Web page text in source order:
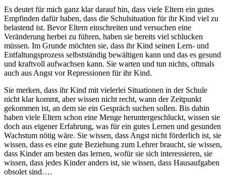
Es deutet für mich ganz klar darauf hin, dass viele Eltern ein gutes
Empfinden dafür haben, dass die Schulsituation für ihr Kind viel zu
belastend ist. Bevor Eltern einschreiten und versuchen eine
Veränderung herbei zu führen, haben sie bereits viel schlucken
müssen. Im Grunde möchten sie, dass ihr Kind seinen Lern- und
Entfaltungsprozess selbstständig bewältigen kann und das es gesund
und kraftvoll aufwachsen kann. Sie warten und tun nichts, oftmals
auch aus Angst vor Repressionen für ihr Kind.
Sie merken, dass ihr Kind mit vielerlei Situationen in der Schule
nicht klar kommt, aber wissen nicht recht, wann der Zeitpunkt
gekommen ist, an dem sie ein Gespräch suchen sollen. Bis dahin
haben viele Eltern schon eine Menge heruntergeschluckt, wissen sie
doch aus eigener Erfahrung, was für ein gutes Lernen und gesunden
Wachstum nötig wäre. Sie wissen, dass Angst nicht förderlich ist, sie
wissen, dass es eine gute Beziehung zum Lehrer braucht, sie wissen,
dass Kinder am besten das lernen, wofür sie sich interessieren, sie
wissen, dass jedes Kinder anders ist, sie wissen, dass Hausaufgaben
obsolet sind….